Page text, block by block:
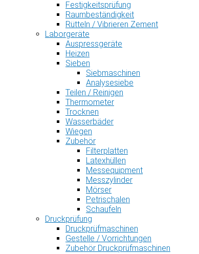
Festigkeitsprüfung
Raumbeständigkeit
Rütteln / Vibrieren Zement
Laborgeräte
Auspressgeräte
Heizen
Sieben
Siebmaschinen
Analysesiebe
Teilen / Reinigen
Thermometer
Trocknen
Wasserbäder
Wiegen
Zubehör
Filterplatten
Latexhüllen
Messequipment
Messzylinder
Mörser
Petrischalen
Schaufeln
Druckprüfung
Druckprüfmaschinen
Gestelle / Vorrichtungen
Zubehör Druckprüfmaschinen